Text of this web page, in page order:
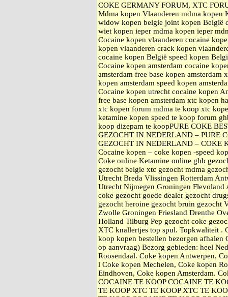
COKE GERMANY FORUM, XTC
Mdma kopen Vlaanderen mdma
widow kopen belgie joint kopen België
wiet kopen ieper mdma kopen ieper
Cocaine kopen vlaanderen cocaine
kopen vlaanderen crack kopen
cocaine kopen België speed kopen
Cocaine kopen amsterdam cocaine
amsterdam free base kopen amsterdam
kopen amsterdam speed kopen
Cocaine kopen utrecht cocaine kopen
free base kopen amsterdam xtc kopen
xtc kopen forum mdma te koop xtc
ketamine kopen speed te koop forum
koop dizepam te koopPURE COKE
GEZOCHT IN NEDERLAND – PURE
GEZOCHT IN NEDERLAND – COKE
Cocaine kopen – coke kopen -speed
Coke online Ketamine online ghb
gezocht belgie xtc gezocht mdma
Utrecht Breda Vlissingen Rotterdam
Utrecht Nijmegen Groningen Flevoland
coke gezocht goede dealer gezocht
gezocht heroine gezocht bruin gezocht
Zwolle Groningen Friesland Drenthe
Holland Tilburg Pep gezocht coke
XTC knallertjes top spul. Topkwaliteit .
koop kopen bestellen bezorgen
op aanvraag) Bezorg gebieden: heel
Roosendaal. Coke kopen Antwerpen,
l Coke kopen Mechelen, Coke kopen
Eindhoven, Coke kopen Amsterdam.
COCAINE TE KOOP COCAINE TE
TE KOOP XTC TE KOOP XTC TE